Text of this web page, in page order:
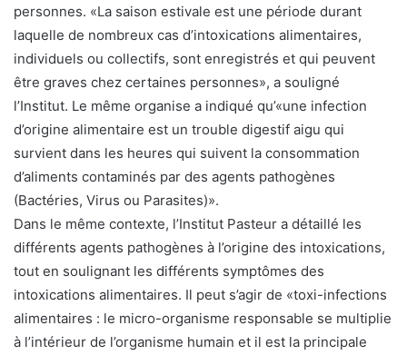
personnes. «La saison estivale est une période durant
laquelle de nombreux cas d’intoxications alimentaires,
individuels ou collectifs, sont enregistrés et qui peuvent
être graves chez certaines personnes», a souligné
l’Institut. Le même organise a indiqué qu’«une infection
d’origine alimentaire est un trouble digestif aigu qui
survient dans les heures qui suivent la consommation
d’aliments contaminés par des agents pathogènes
(Bactéries, Virus ou Parasites)».
Dans le même contexte, l’Institut Pasteur a détaillé les
différents agents pathogènes à l’origine des intoxications,
tout en soulignant les différents symptômes des
intoxications alimentaires. Il peut s’agir de «toxi-infections
alimentaires : le micro-organisme responsable se multiplie
à l’intérieur de l’organisme humain et il est la principale